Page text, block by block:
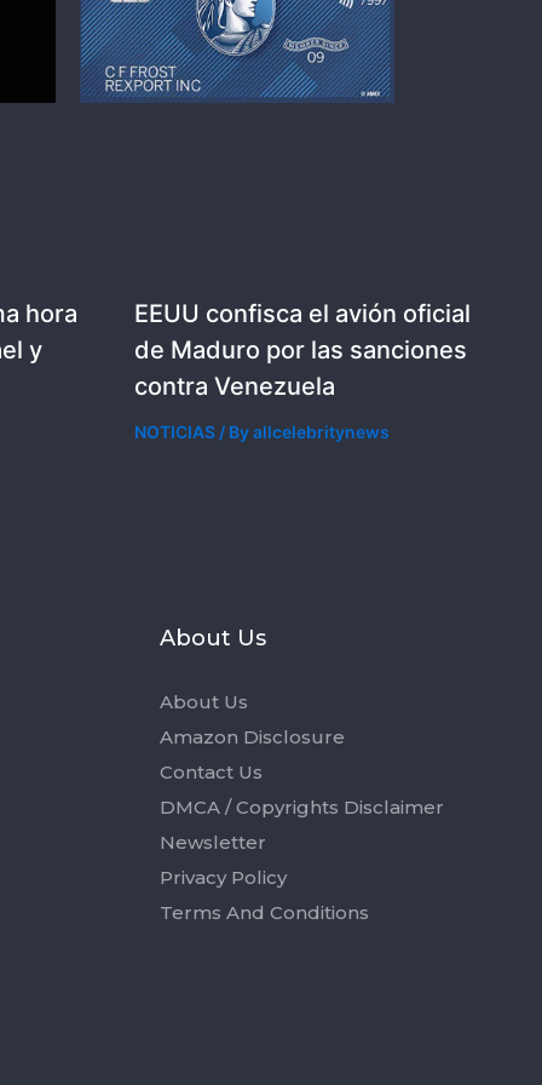
hora
y
EEUU confisca el avión oficial
de Maduro por las sanciones
contra Venezuela
NOTICIAS/ Byallcelebritynews
About Us
About Us
Amazon Disclosure
Contact Us
DMCA / Copyrights Disclaimer
Newsletter
Privacy Policy
Terms And Conditions